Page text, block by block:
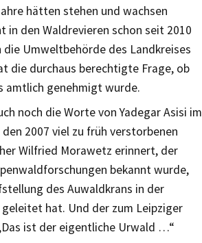
hätten stehen und wachsen
in den Waldrevieren schon seit 2010
die Umweltbehörde des Landkreises
die durchaus berechtigte Frage, ob
amtlich genehmigt wurde.
noch die Worte von Yadegar Asisi im
2007 viel zu früh verstorbenen
Wilfried Morawetz erinnert, der
bekannt wurde,
des Auwaldkrans in der
geleitet hat. Und der zum Leipziger
ist der eigentliche Urwald …“